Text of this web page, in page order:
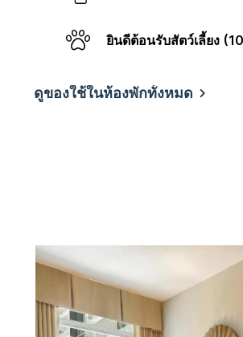
ยินดีต้อนรับสัตว์เลี้ยง
ดูของใช้ในห้องพักทั้งหมด